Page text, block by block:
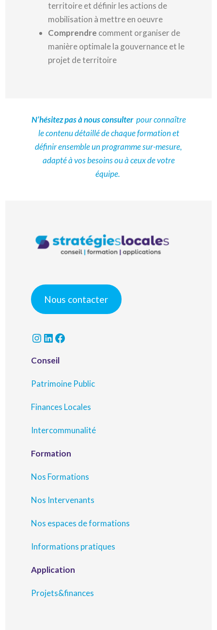
territoire et définir les actions de
mobilisation à mettre en oeuvre
Comprendre comment organiser de
manière optimale la gouvernance et le
projet de territoire
N’hésitez pas à nous consulter pour connaître
le contenu détaillé de chaque formation et
définir ensembleun programme sur-mesure,
adapté à vos besoins ou à ceux de votre
équipe.
Nous contacter
Instagram LinkedIn Facebook
Conseil
Patrimoine Public
Finances Locales
Intercommunalité
Formation
Nos Formations
Nos Intervenants
Nos espaces de formations
Informations pratiques
Application
Projets&finances